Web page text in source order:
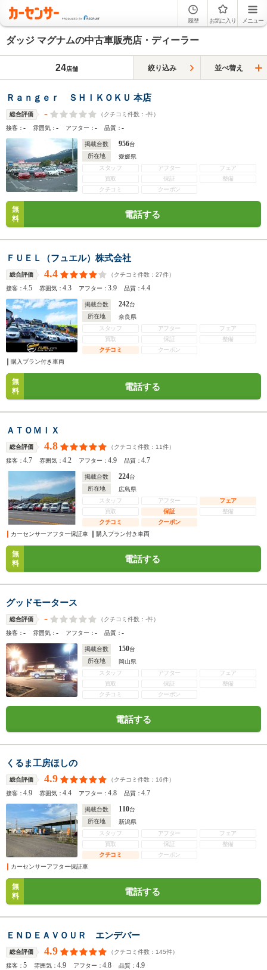
履歴 お気に入り メニュー
ダッジ マグナムの中古車販売店・ディーラー
24店舗 絞り込み 並べ替え
Ｒａｎｇｅｒ ＳＨＩＫＯＫＵ 本店
総合評価 - （クチコミ件数： -件）
接客：- 雰囲気：- アフター：- 品質：-
掲載台数 956台
所在地
愛媛県
スタッフ
アフター
フェア
買取
保証
整備
クチコミ
クーポン
無
料
電話する
ＦＵＥＬ（フュエル）株式会社
総合評価 4.4 （クチコミ件数： 27件）
接客：4.5 雰囲気：4.3 アフター：3.9 品質：4.4
掲載台数 242台
所在地
奈良県
スタッフ
アフター
フェア
買取
保証
整備
クチコミ
クーポン
購入プラン付き車両
無
料
電話する
ＡＴＯＭＩＸ
総合評価 4.8 （クチコミ件数： 11件）
接客：4.7 雰囲気：4.2 アフター：4.9 品質：4.7
掲載台数 224台
所在地
広島県
スタッフ
アフター
フェア
買取
保証
整備
クチコミ
クーポン
カーセンサーアフター保証車
購入プラン付き車両
無
料
電話する
グッドモータース
総合評価 - （クチコミ件数： -件）
接客：- 雰囲気：- アフター：- 品質：-
掲載台数 150台
所在地
岡山県
スタッフ
アフター
フェア
買取
保証
整備
クチコミ
クーポン
電話する
くるま工房ほしの
総合評価 4.9 （クチコミ件数： 16件）
接客：4.9 雰囲気：4.4 アフター：4.8 品質：4.7
掲載台数 110台
所在地
新潟県
スタッフ
アフター
フェア
買取
保証
整備
クチコミ
クーポン
カーセンサーアフター保証車
無
料
電話する
ＥＮＤＥＡＶＯＵＲ エンデバー
総合評価 4.9 （クチコミ件数： 145件）
接客：5 雰囲気：4.9 アフター：4.8 品質：4.9